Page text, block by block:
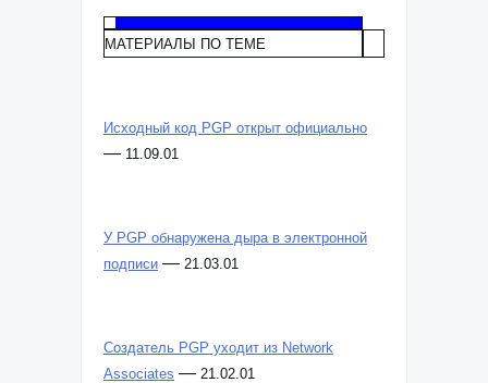
МАТЕРИАЛЫ ПО ТЕМЕ
Исходный код PGP открыт официально
— 11.09.01
У PGP обнаружена дыра в электронной
подписи — 21.03.01
Создатель PGP уходит из Network
Associates — 21.02.01